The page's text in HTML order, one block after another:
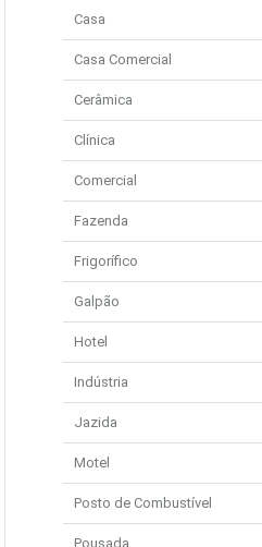
Casa
Casa Comercial
Cerâmica
Clínica
Comercial
Fazenda
Frigorífico
Galpão
Hotel
Indústria
Jazida
Motel
Posto de Combustível
Pousada